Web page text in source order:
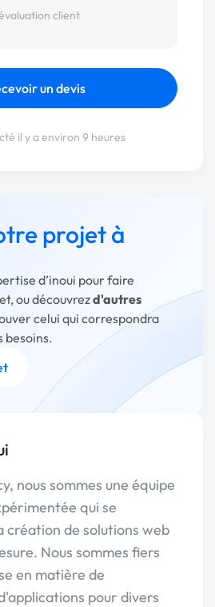
client
un devis
il y a environ 9 heures
projet à
d’inoui pour faire
ou découvrezd'autres
celui qui correspondra
besoins.
nous sommes une équipe
qui se
création de solutions web
Nous sommes fiers
en matière de
pour divers